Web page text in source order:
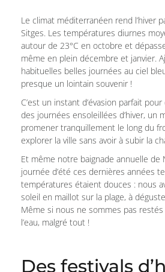
Le climat méditerranéen rend l’hiver
Sitges. Les températures diurnes
autour de 23°C en octobre et
même en plein décembre et janvier.
habituelles belles journées au ciel
presque un lointain souvenir !
C’est un instant d’évasion parfait
des journées ensoleillées d’hiver, un
promener tranquillement le long du
explorer la ville sans avoir à subir la
Et même notre baignade annuelle de
journée d’été ces dernières années
températures étaient douces : nous
soleil en maillot sur la plage, à
Même si nous ne sommes pas
l’eau, malgré tout !
Des festivals